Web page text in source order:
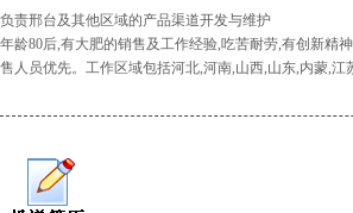
负责邢台及其他区域的产品渠道开发与维护
年龄80后,有大肥的销售及工作经验,吃苦耐劳,有创新精
售人员优先。工作区域包括河北,河南,山西,山东,内蒙,江